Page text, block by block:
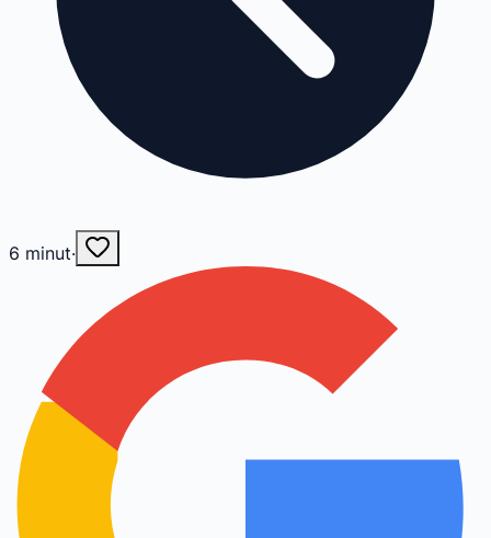
6 minut·